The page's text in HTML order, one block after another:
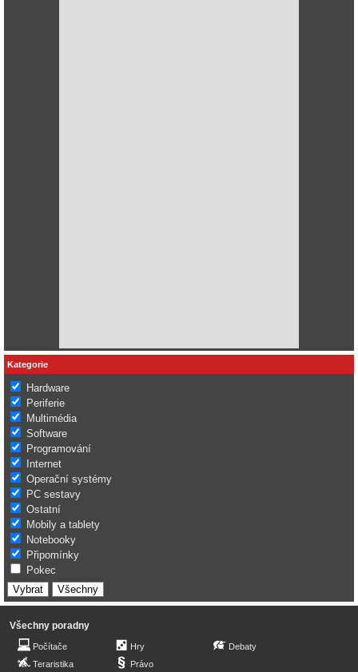
Kategorie
Hardware
Periferie
Multimédia
Software
Programování
Internet
Operační systémy
PC sestavy
Ostatní
Mobily a tablety
Notebooky
Připomínky
Pokec
Všechny poradny
Počítače
Teraristika
Hry
Právo
Debaty